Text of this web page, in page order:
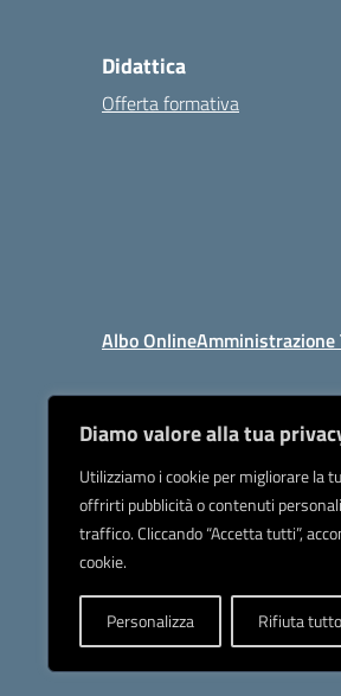
Diamo valore alla tua
Utilizziamo i cookie per migliorare la
offrirti pubblicità o contenuti
traffico. Cliccando “Accetta tutti”,
cookie.
Personalizza Rifiuta tutto
Didattica
Offerta formativa
Albo OnlineAmministrazione